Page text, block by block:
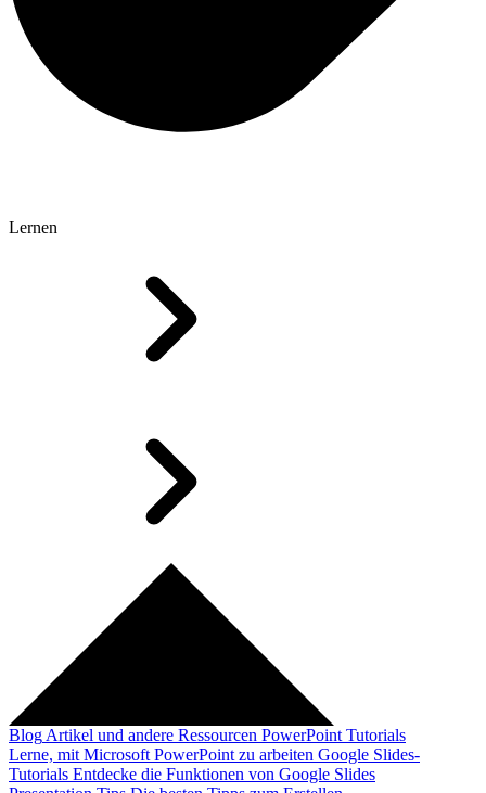
Lernen
Blog Artikel und andere Ressourcen PowerPoint Tutorials
Lerne, mit Microsoft PowerPoint zu arbeiten Google Slides-
Tutorials Entdecke die Funktionen von Google Slides